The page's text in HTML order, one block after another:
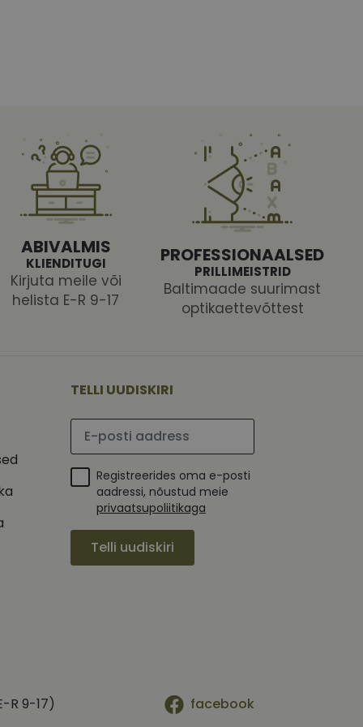
ABIVALMIS
KLIENDITUGI
Kirjuta meile või
helista E-R 9-17
PROFESSIONAALSED
PRILLIMEISTRID
Baltimaade suurimast
optikaettevõttest
TELLI UUDISKIRI
Palun sisesta e-posti aadress
Registreerides oma e-posti
aadressi, nõustud meie
privaatsupoliitikaga
Telli uudiskiri
R 9-17) facebook
küpsiste
selleks, et Cookie-
See on
eest
kasutajate
genereeritud
andmete
aadressi
teha kindlaks,
näiteks reaalajas